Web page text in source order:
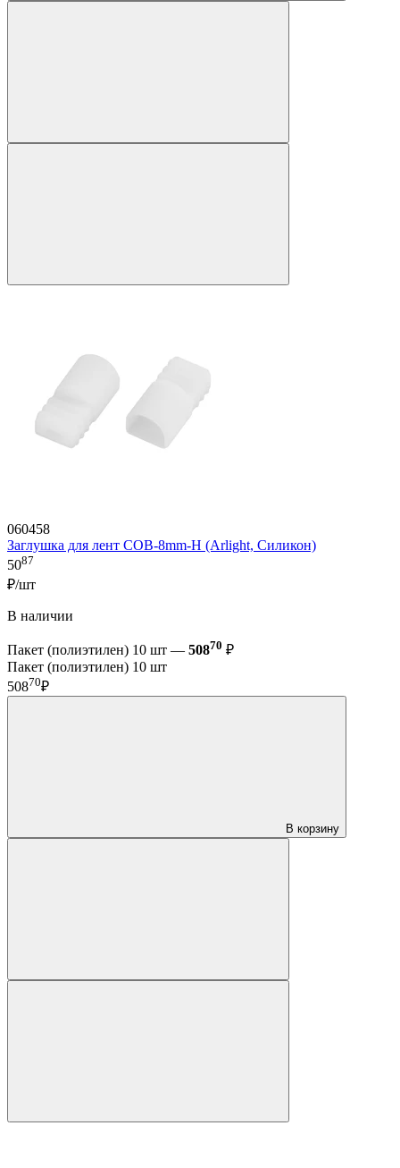
060458
Заглушка для лент COB-8mm-H (Arlight, Силикон)
5087
₽/шт
В наличии
Пакет (полиэтилен) 10 шт — 50870 ₽
Пакет (полиэтилен) 10 шт
50870₽
В корзину